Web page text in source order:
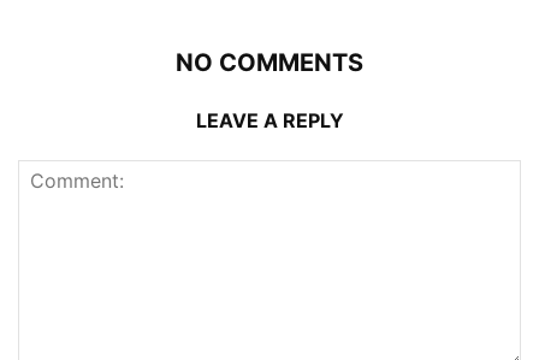
NO COMMENTS
LEAVE A REPLY